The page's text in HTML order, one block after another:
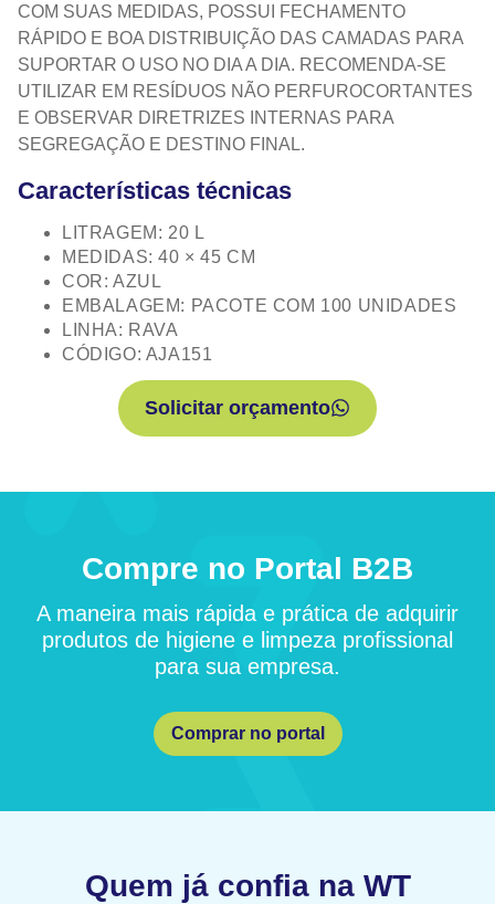
COM SUAS MEDIDAS, POSSUI FECHAMENTO
RÁPIDO E BOA DISTRIBUIÇÃO DAS CAMADAS PARA
SUPORTAR O USO NO DIA A DIA. RECOMENDA‑SE
UTILIZAR EM RESÍDUOS NÃO PERFUROCORTANTES
E OBSERVAR DIRETRIZES INTERNAS PARA
SEGREGAÇÃO E DESTINO FINAL.
Características técnicas
LITRAGEM: 20 L
MEDIDAS: 40 × 45 CM
COR: AZUL
EMBALAGEM: PACOTE COM 100 UNIDADES
LINHA: RAVA
CÓDIGO: AJA151
Solicitar orçamento
Compre no Portal B2B
A maneira mais rápida e prática de adquirir
produtos de higiene e limpeza profissional
para sua empresa.
Comprar no portal
Quem já confia na WT